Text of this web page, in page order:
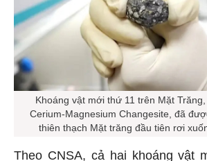
Khoáng vật mới thứ 11 trên Mặt
Cerium-Magnesium Changesite, đã
thiên thạch Mặt trăng đầu tiên rơi
Theo CNSA, cả hai khoáng vật